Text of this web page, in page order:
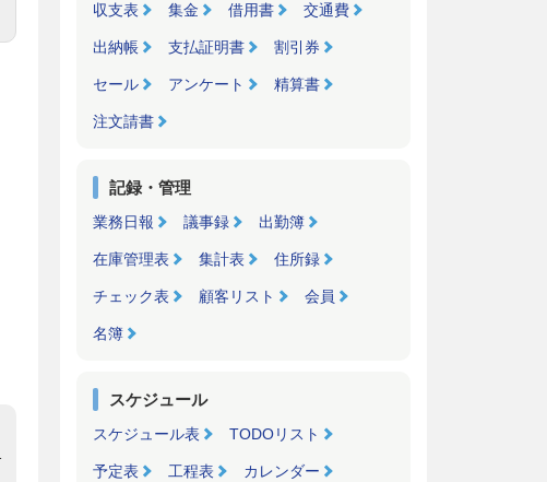
収支表 集金 借用書 交通費
出納帳 支払証明書 割引券
セール アンケート 精算書
注文請書
記録・管理
業務日報 議事録 出勤簿
在庫管理表 集計表 住所録
チェック表 顧客リスト 会員
名簿
スケジュール
スケジュール表 TODOリスト
予定表 工程表 カレンダー